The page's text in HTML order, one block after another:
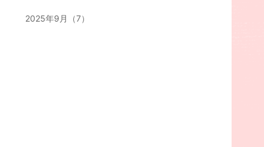
2025年9月（7）